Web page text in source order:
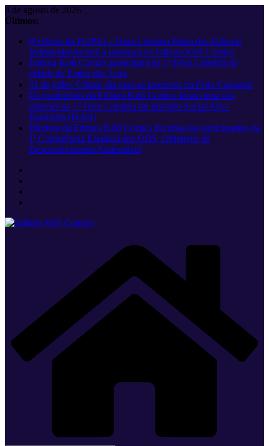
Pular
para
conteúdo
8 de agosto de 2026
Últimos:
8ª edição da FLIPEI – Festa Literária Pirata das Editoras
Independentes terá a presença da Editora Kriô Comics
Editora Kriô Comics participará da 1ª Feira Literária da
cidade de Embu das Artes
31 de julho. Último dia para se inscrever na Feira Canastra!
Os quadrinhos da Editora Kriô Comics foram uma das
atrações da 1ª Feira Literária do Instituto Social Afro-
Brasileiro (ISAB)
Diretora da Editora Kriô Comics foi uma das participantes da
1ª Conferência Estadual dos ODS, Objetivos de
Desenvolvimento Sustentável